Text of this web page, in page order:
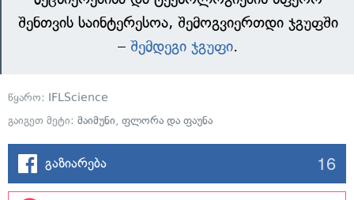
შენთვის საინტერესოა, შემოგვიერთდი ჯგუფში
– შემდეგი ჯგუფი.
წყარო: IFLScience
გაიგეთ მეტი: მაიმუნი, ფლორა და ფაუნა
გაზიარება 16